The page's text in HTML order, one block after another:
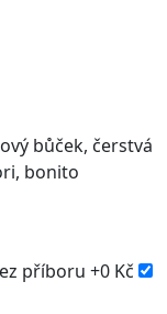
bůček, čerstvá
bonito
příboru +0 Kč